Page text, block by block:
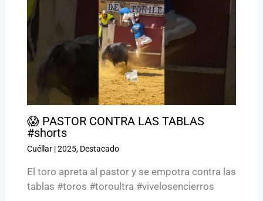
😱 PASTOR CONTRA LAS TABLAS
#shorts
Cuéllar|2025, Destacado
El toro apreta al pastor y se empotra contra las
tablas #toros #toroultra #vivelosencierros